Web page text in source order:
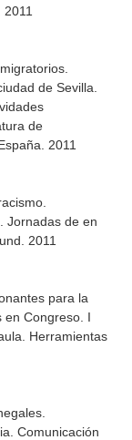
de Sevilla.
de
2011
Jornadas de en
2011
para la
en Congreso. I
Herramientas
Comunicación